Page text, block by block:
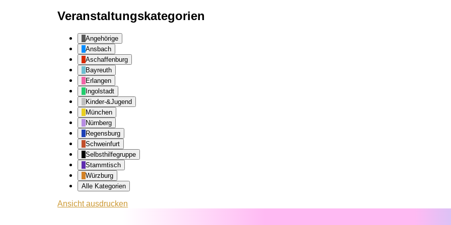
Veranstaltungskategorien
Angehörige
Ansbach
Aschaffenburg
Bayreuth
Erlangen
Ingolstadt
Kinder-&Jugend
München
Nürnberg
Regensburg
Schweinfurt
Selbsthilfegruppe
Stammtisch
Würzburg
Alle Kategorien
Ansichtausdrucken